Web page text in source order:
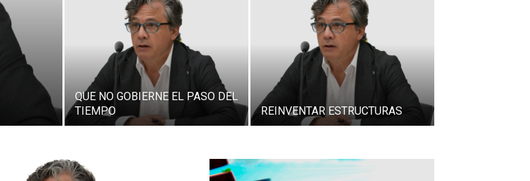
QUE NO GOBIERNE EL PASO DEL
TIEMPO
REINVENTAR ESTRUCTURAS